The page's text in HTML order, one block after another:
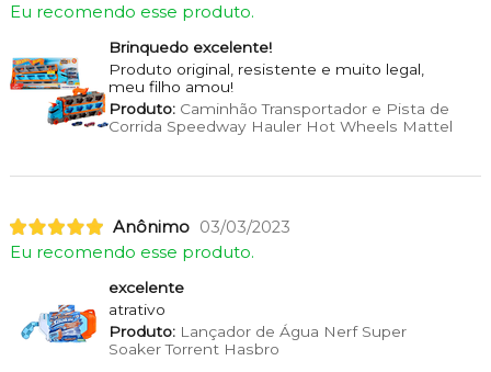
Eu recomendo esse produto.
Brinquedo excelente!
Produto original, resistente e muito legal,
meu filho amou!
Produto:Caminhão Transportador e Pista de
Corrida Speedway Hauler Hot Wheels Mattel
Anônimo 03/03/2023
Eu recomendo esse produto.
excelente
atrativo
Produto:Lançador de Água Nerf Super
Soaker Torrent Hasbro